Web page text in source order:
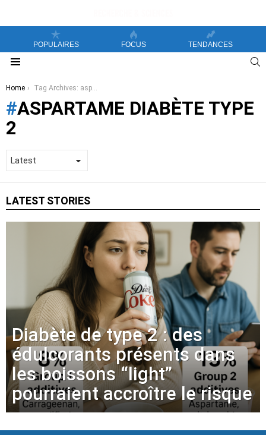
POPULAIRES FOCUS TENDANCES
You are here:
Home Tag Archives: aspartame diabète type 2
ASPARTAME DIABÈTE TYPE
2
LATEST STORIES
Diabète de type 2 : des
édulcorants présents dans
les boissons “light”
pourraient accroître le risque